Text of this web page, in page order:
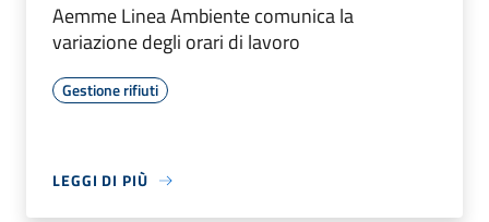
Aemme Linea Ambiente comunica la
variazione degli orari di lavoro
Gestione rifiuti
LEGGI DI PIÙ